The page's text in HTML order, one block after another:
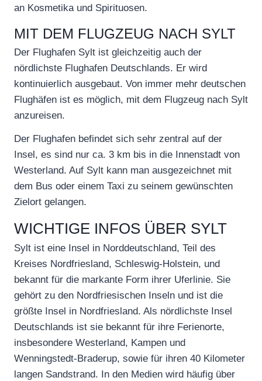
an Kosmetika und Spirituosen.
MIT DEM FLUGZEUG NACH SYLT
Der Flughafen Sylt ist gleichzeitig auch der
nördlichste Flughafen Deutschlands. Er wird
kontinuierlich ausgebaut. Von immer mehr deutschen
Flughäfen ist es möglich, mit dem Flugzeug nach Sylt
anzureisen.
Der Flughafen befindet sich sehr zentral auf der
Insel, es sind nur ca. 3 km bis in die Innenstadt von
Westerland. Auf Sylt kann man ausgezeichnet mit
dem Bus oder einem Taxi zu seinem gewünschten
Zielort gelangen.
WICHTIGE INFOS ÜBER SYLT
Sylt ist eine Insel in Norddeutschland, Teil des
Kreises Nordfriesland, Schleswig-Holstein, und
bekannt für die markante Form ihrer Uferlinie. Sie
gehört zu den Nordfriesischen Inseln und ist die
größte Insel in Nordfriesland. Als nördlichste Insel
Deutschlands ist sie bekannt für ihre Ferienorte,
insbesondere Westerland, Kampen und
Wenningstedt-Braderup, sowie für ihren 40 Kilometer
langen Sandstrand. In den Medien wird häufig über